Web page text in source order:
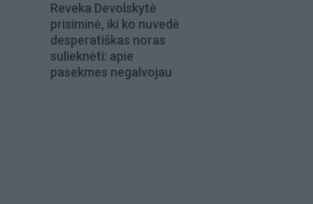
Reveka Devolskytė
prisiminė, iki ko nuvedė
desperatiškas noras
sulieknėti: apie
pasekmes negalvojau